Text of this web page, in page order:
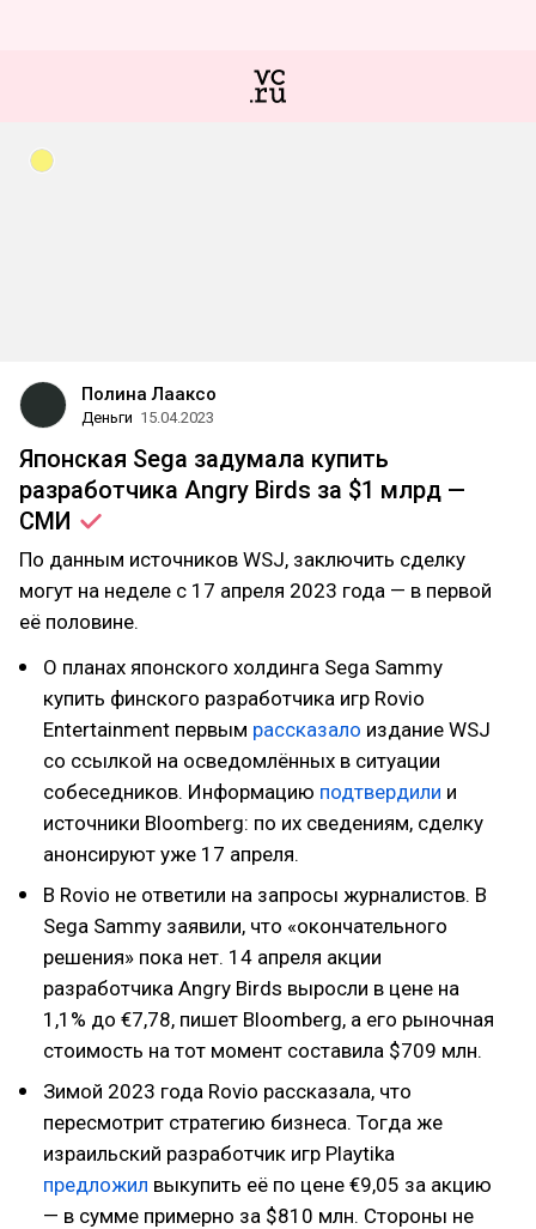
Полина Лааксо
Деньги 15.04.2023
Японская Sega задумала купить
разработчика Angry Birds за $1 млрд —
СМИ
По данным источников WSJ, заключить сделку
могут на неделе с 17 апреля 2023 года — в первой
её половине.
О планах японского холдинга Sega Sammy
купить финского разработчика игр Rovio
Entertainment первым рассказало издание WSJ
со ссылкой на осведомлённых в ситуации
собеседников. Информацию подтвердили и
источники Bloomberg: по их сведениям, сделку
анонсируют уже 17 апреля.
В Rovio не ответили на запросы журналистов. В
Sega Sammy заявили, что «окончательного
решения» пока нет. 14 апреля акции
разработчика Angry Birds выросли в цене на
1,1% до €7,78, пишет Bloomberg, а его рыночная
стоимость на тот момент составила $709 млн.
Зимой 2023 года Rovio рассказала, что
пересмотрит стратегию бизнеса. Тогда же
израильский разработчик игр Playtika
предложил выкупить её по цене €9,05 за акцию
— в сумме примерно за $810 млн. Стороны не